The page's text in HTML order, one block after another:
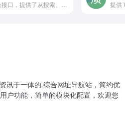
讯于一体的 综合网址导航站，简约优
户功能，简单的模块化配置，欢迎您